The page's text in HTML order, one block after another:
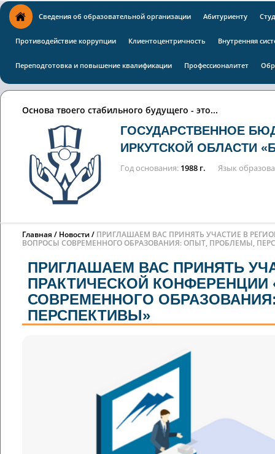
Сведения об образовательной организации Абитуриенту
Противодействие коррупции Клиентоцентричность Внутренняя
Переподготовка и повышение квалификации Профессионалитет
Основа твоего стабильного будущего - это...
ГОСУДАРСТВЕННОЕ
ИРКУТСКОЙ ОБЛАСТИ
Год основания 1988 г. Язык
Главная Новости
ПРИГЛАШАЕМ ВАС ПРИНЯТЬ УЧАСТИЕ В
ВОПРОСЫ СОВРЕМЕННОГО ОБРАЗОВАНИЯ: ОПЫТ, ПРОБЛЕМЫ,
ПРИГЛАШАЕМ ВАС ПРИНЯТЬ
ПРАКТИЧЕСКОЙ
СОВРЕМЕННОГО
ПЕРСПЕКТИВЫ»